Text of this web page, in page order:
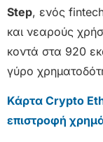
Step, ενός
και νεαρούς
κοντά στα 920
γύρο
Κάρτα Crypto
επιστροφή